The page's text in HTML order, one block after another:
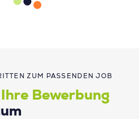
ZUM PASSENDEN JOB
Ihre Bewerbung